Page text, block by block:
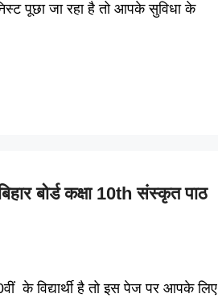
पूछा जा रहा है तो आपके सुविधा के
बोर्ड कक्षा 10th संस्कृत पाठ
विद्यार्थी है तो इस पेज पर आपके लिए